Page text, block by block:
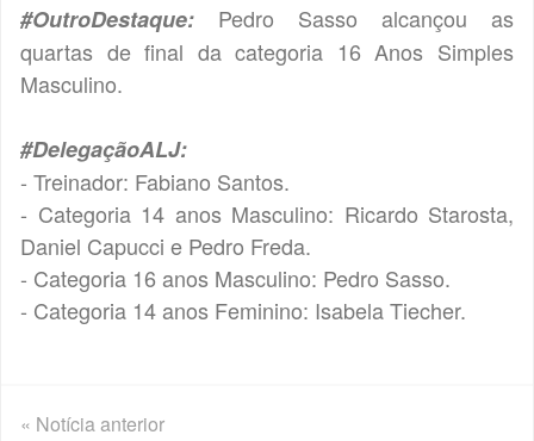
#OutroDestaque:
Pedro Sasso alcançou as
quartas de final da categoria 16 Anos Simples
Masculino.
#DelegaçãoALJ:
- Treinador: Fabiano Santos.
- Categoria 14 anos Masculino: Ricardo Starosta,
Daniel Capucci e Pedro Freda.
- Categoria 16 anos Masculino: Pedro Sasso.
- Categoria 14 anos Feminino: Isabela Tiecher.
« Notícia anterior